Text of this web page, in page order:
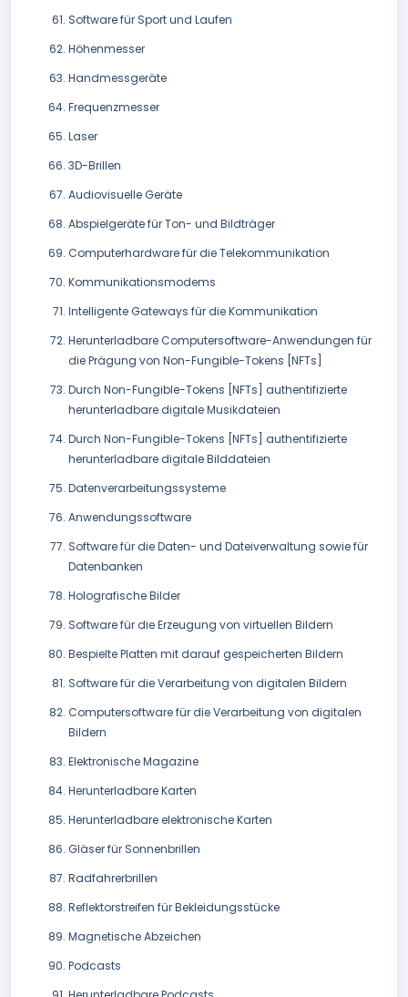
Software für Sport und Laufen
Höhenmesser
Handmessgeräte
Frequenzmesser
Laser
3D-Brillen
Audiovisuelle Geräte
Abspielgeräte für Ton- und Bildträger
Computerhardware für die Telekommunikation
Kommunikationsmodems
Intelligente Gateways für die Kommunikation
Herunterladbare Computersoftware-Anwendungen für
die Prägung von Non-Fungible-Tokens [NFTs]
Durch Non-Fungible-Tokens [NFTs] authentifizierte
herunterladbare digitale Musikdateien
Durch Non-Fungible-Tokens [NFTs] authentifizierte
herunterladbare digitale Bilddateien
Datenverarbeitungssysteme
Anwendungssoftware
Software für die Daten- und Dateiverwaltung sowie für
Datenbanken
Holografische Bilder
Software für die Erzeugung von virtuellen Bildern
Bespielte Platten mit darauf gespeicherten Bildern
Software für die Verarbeitung von digitalen Bildern
Computersoftware für die Verarbeitung von digitalen
Bildern
Elektronische Magazine
Herunterladbare Karten
Herunterladbare elektronische Karten
Gläser für Sonnenbrillen
Radfahrerbrillen
Reflektorstreifen für Bekleidungsstücke
Magnetische Abzeichen
Podcasts